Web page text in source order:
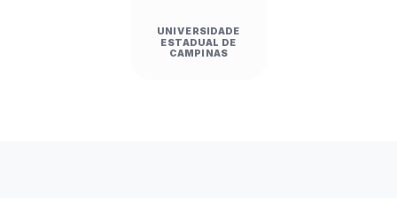
UNIVERSIDADE
ESTADUAL DE
CAMPINAS